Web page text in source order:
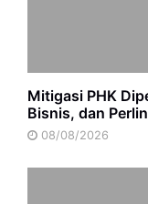
Mitigasi PHK
Bisnis, dan
08/08/2026